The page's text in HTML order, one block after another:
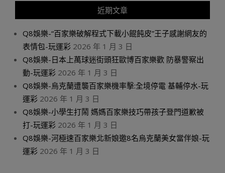
近期文章
Q8娛樂-“百家樂破解程式下載小餛飩皮”王子感謝網友的
表情包-玩運彩 2026 年 1 月 3 日
Q8娛樂-日本上萬球迷街頭狂歐博百家樂歡 防暴警察出
動-玩運彩 2026 年 1 月 3 日
Q8娛樂-烏克蘭遭襲百家樂機率擊:全境停電 基輔停水-玩
運彩 2026 年 1 月 3 日
Q8娛樂-小學生打鬧 媽媽百家樂技巧帶孩子登門道歉被
打-玩運彩 2026 年 1 月 3 日
Q8娛樂-河極速百家樂北新娘邀8名烏克蘭美女當伴娘-玩
運彩 2026 年 1 月 3 日